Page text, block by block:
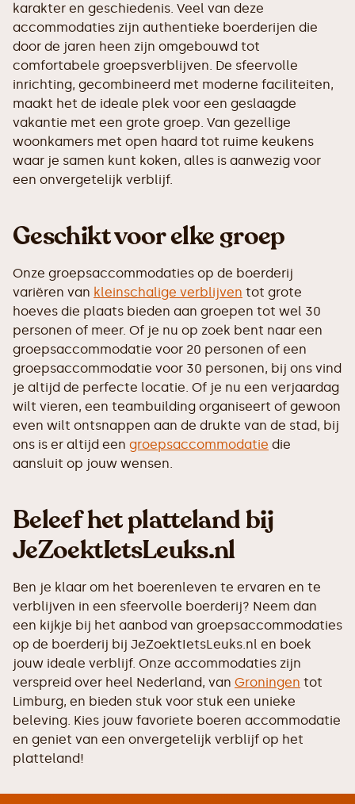
karakter en geschiedenis. Veel van deze
accommodaties zijn authentieke boerderijen die
door de jaren heen zijn omgebouwd tot
comfortabele groepsverblijven. De sfeervolle
inrichting, gecombineerd met moderne faciliteiten,
maakt het de ideale plek voor een geslaagde
vakantie met een grote groep. Van gezellige
woonkamers met open haard tot ruime keukens
waar je samen kunt koken, alles is aanwezig voor
een onvergetelijk verblijf.
Geschikt voor elke groep
Onze groepsaccommodaties op de boerderij
variëren van kleinschalige verblijven tot grote
hoeves die plaats bieden aan groepen tot wel 30
personen of meer. Of je nu op zoek bent naar een
groepsaccommodatie voor 20 personen of een
groepsaccommodatie voor 30 personen, bij ons vind
je altijd de perfecte locatie. Of je nu een verjaardag
wilt vieren, een teambuilding organiseert of gewoon
even wilt ontsnappen aan de drukte van de stad, bij
ons is er altijd een groepsaccommodatie die
aansluit op jouw wensen.
Beleef het platteland bij
JeZoektIetsLeuks.nl
Ben je klaar om het boerenleven te ervaren en te
verblijven in een sfeervolle boerderij? Neem dan
een kijkje bij het aanbod van groepsaccommodaties
op de boerderij bij JeZoektIetsLeuks.nl en boek
jouw ideale verblijf. Onze accommodaties zijn
verspreid over heel Nederland, van Groningen tot
Limburg, en bieden stuk voor stuk een unieke
beleving. Kies jouw favoriete boeren accommodatie
en geniet van een onvergetelijk verblijf op het
platteland!